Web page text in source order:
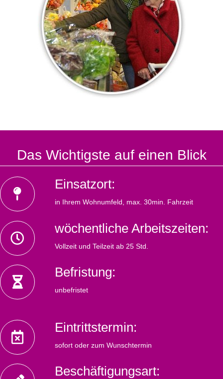
Das Wichtigste auf einen Blick
Einsatzort:
in Ihrem Wohnumfeld, max. 30min. Fahrzeit
wöchentliche Arbeitszeiten:
Vollzeit und Teilzeit ab 25 Std.
Befristung:
unbefristet
Eintrittstermin:
sofort oder zum Wunschtermin
Beschäftigungsart: